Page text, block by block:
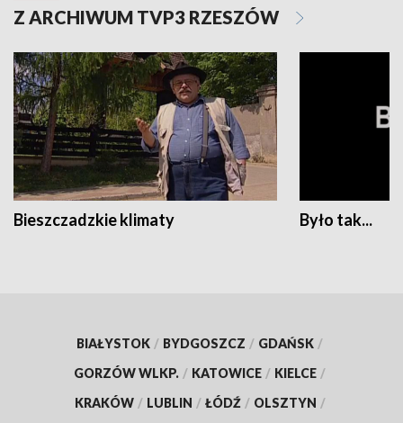
Z ARCHIWUM TVP3 RZESZÓW
Bieszczadzkie klimaty Było tak...
BIAŁYSTOK / BYDGOSZCZ / GDAŃSK /
GORZÓW WLKP. / KATOWICE / KIELCE /
KRAKÓW / LUBLIN / ŁÓDŹ / OLSZTYN /